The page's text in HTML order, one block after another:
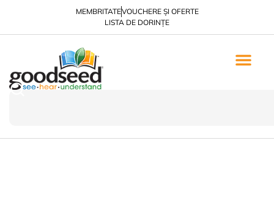
MEMBRITATEVOUCHERE ȘI OFERTE
LISTA DE DORINȚE